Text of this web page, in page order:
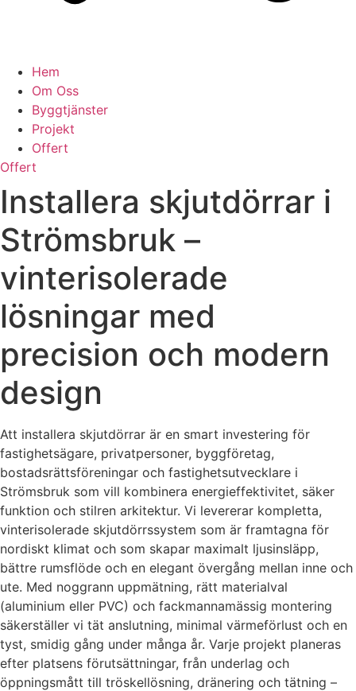
Hem
Om Oss
Byggtjänster
Projekt
Offert
Offert
Installera skjutdörrar i
Strömsbruk –
vinterisolerade
lösningar med
precision och modern
design
Att installera skjutdörrar är en smart investering för
fastighetsägare, privatpersoner, byggföretag,
bostadsrättsföreningar och fastighetsutvecklare i
Strömsbruk som vill kombinera energieffektivitet, säker
funktion och stilren arkitektur. Vi levererar kompletta,
vinterisolerade skjutdörrssystem som är framtagna för
nordiskt klimat och som skapar maximalt ljusinsläpp,
bättre rumsflöde och en elegant övergång mellan inne och
ute. Med noggrann uppmätning, rätt materialval
(aluminium eller PVC) och fackmannamässig montering
säkerställer vi tät anslutning, minimal värmeförlust och en
tyst, smidig gång under många år. Varje projekt planeras
efter platsens förutsättningar, från underlag och
öppningsmått till tröskellösning, dränering och tätning –